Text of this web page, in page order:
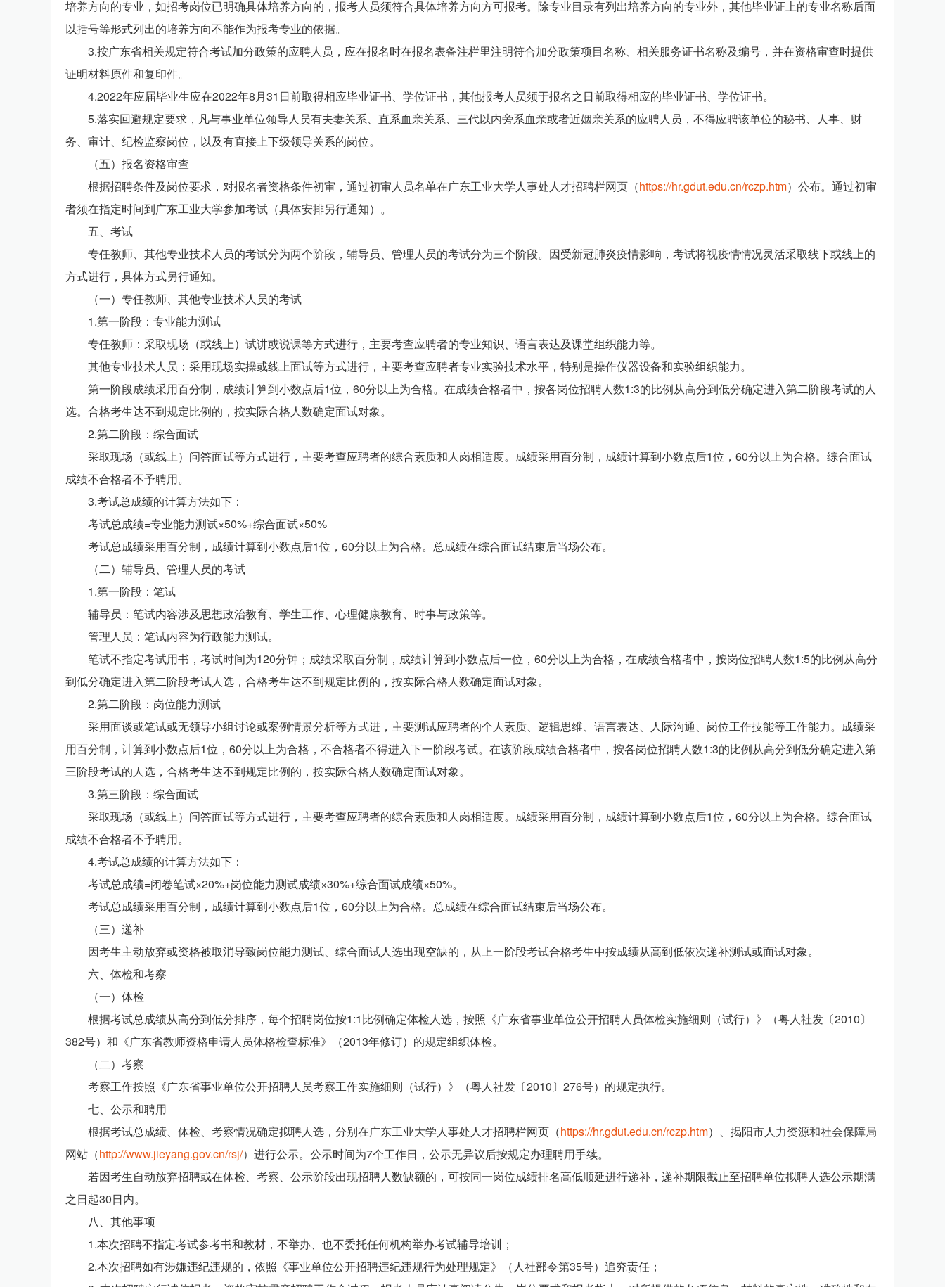
培养方向的专业，如招考岗位已明确具体培养方向的，报考人员须符合具体培养方向方可报考。除专业目录有列出培养方向的专业外，其他毕业证上的专业名称后面
以括号等形式列出的培养方向不能作为报考专业的依据。
3.按广东省相关规定符合考试加分政策的应聘人员，应在报名时在报名表备注栏里注明符合加分政策项目名称、相关服务证书名称及编号，并在资格审查时提供
证明材料原件和复印件。
4.2022年应届毕业生应在2022年8月31日前取得相应毕业证书、学位证书，其他报考人员须于报名之日前取得相应的毕业证书、学位证书。
5.落实回避规定要求，凡与事业单位领导人员有夫妻关系、直系血亲关系、三代以内旁系血亲或者近姻亲关系的应聘人员，不得应聘该单位的秘书、人事、财
务、审计、纪检监察岗位，以及有直接上下级领导关系的岗位。
（五）报名资格审查
根据招聘条件及岗位要求，对报名者资格条件初审，通过初审人员名单在广东工业大学人事处人才招聘栏网页（https://hr.gdut.edu.cn/rczp.htm）公布。通过初审
者须在指定时间到广东工业大学参加考试（具体安排另行通知）。
五、考试
专任教师、其他专业技术人员的考试分为两个阶段，辅导员、管理人员的考试分为三个阶段。因受新冠肺炎疫情影响，考试将视疫情情况灵活采取线下或线上的
方式进行，具体方式另行通知。
（一）专任教师、其他专业技术人员的考试
1.第一阶段：专业能力测试
专任教师：采取现场（或线上）试讲或说课等方式进行，主要考查应聘者的专业知识、语言表达及课堂组织能力等。
其他专业技术人员：采用现场实操或线上面试等方式进行，主要考查应聘者专业实验技术水平，特别是操作仪器设备和实验组织能力。
第一阶段成绩采用百分制，成绩计算到小数点后1位，60分以上为合格。在成绩合格者中，按各岗位招聘人数1:3的比例从高分到低分确定进入第二阶段考试的人
选。合格考生达不到规定比例的，按实际合格人数确定面试对象。
2.第二阶段：综合面试
采取现场（或线上）问答面试等方式进行，主要考查应聘者的综合素质和人岗相适度。成绩采用百分制，成绩计算到小数点后1位，60分以上为合格。综合面试
成绩不合格者不予聘用。
3.考试总成绩的计算方法如下：
考试总成绩=专业能力测试×50%+综合面试×50%
考试总成绩采用百分制，成绩计算到小数点后1位，60分以上为合格。总成绩在综合面试结束后当场公布。
（二）辅导员、管理人员的考试
1.第一阶段：笔试
辅导员：笔试内容涉及思想政治教育、学生工作、心理健康教育、时事与政策等。
管理人员：笔试内容为行政能力测试。
笔试不指定考试用书，考试时间为120分钟；成绩采取百分制，成绩计算到小数点后一位，60分以上为合格，在成绩合格者中，按岗位招聘人数1:5的比例从高分
到低分确定进入第二阶段考试人选，合格考生达不到规定比例的，按实际合格人数确定面试对象。
2.第二阶段：岗位能力测试
采用面谈或笔试或无领导小组讨论或案例情景分析等方式进，主要测试应聘者的个人素质、逻辑思维、语言表达、人际沟通、岗位工作技能等工作能力。成绩采
用百分制，计算到小数点后1位，60分以上为合格，不合格者不得进入下一阶段考试。在该阶段成绩合格者中，按各岗位招聘人数1:3的比例从高分到低分确定进入第
三阶段考试的人选，合格考生达不到规定比例的，按实际合格人数确定面试对象。
3.第三阶段：综合面试
采取现场（或线上）问答面试等方式进行，主要考查应聘者的综合素质和人岗相适度。成绩采用百分制，成绩计算到小数点后1位，60分以上为合格。综合面试
成绩不合格者不予聘用。
4.考试总成绩的计算方法如下：
考试总成绩=闭卷笔试×20%+岗位能力测试成绩×30%+综合面试成绩×50%。
考试总成绩采用百分制，成绩计算到小数点后1位，60分以上为合格。总成绩在综合面试结束后当场公布。
（三）递补
因考生主动放弃或资格被取消导致岗位能力测试、综合面试人选出现空缺的，从上一阶段考试合格考生中按成绩从高到低依次递补测试或面试对象。
六、体检和考察
（一）体检
根据考试总成绩从高分到低分排序，每个招聘岗位按1:1比例确定体检人选，按照《广东省事业单位公开招聘人员体检实施细则（试行）》（粤人社发〔2010〕
382号）和《广东省教师资格申请人员体格检查标准》（2013年修订）的规定组织体检。
（二）考察
考察工作按照《广东省事业单位公开招聘人员考察工作实施细则（试行）》（粤人社发〔2010〕276号）的规定执行。
七、公示和聘用
根据考试总成绩、体检、考察情况确定拟聘人选，分别在广东工业大学人事处人才招聘栏网页（https://hr.gdut.edu.cn/rczp.htm）、揭阳市人力资源和社会保障局
网站（http://www.jieyang.gov.cn/rsj/）进行公示。公示时间为7个工作日，公示无异议后按规定办理聘用手续。
若因考生自动放弃招聘或在体检、考察、公示阶段出现招聘人数缺额的，可按同一岗位成绩排名高低顺延进行递补，递补期限截止至招聘单位拟聘人选公示期满
之日起30日内。
八、其他事项
1.本次招聘不指定考试参考书和教材，不举办、也不委托任何机构举办考试辅导培训；
2.本次招聘如有涉嫌违纪违规的，依照《事业单位公开招聘违纪违规行为处理规定》（人社部令第35号）追究责任；